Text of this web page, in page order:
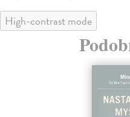
High-contrast mode